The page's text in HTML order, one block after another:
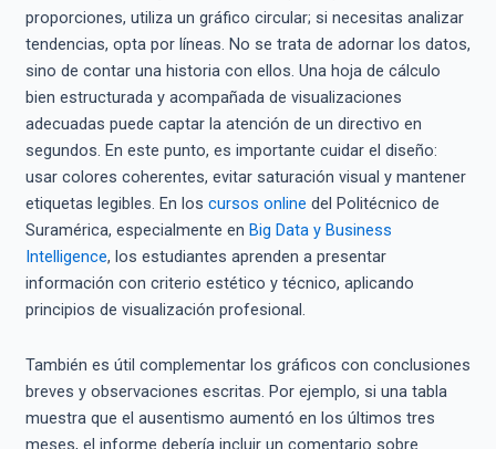
proporciones, utiliza un gráfico circular; si necesitas analizar
tendencias, opta por líneas. No se trata de adornar los datos,
sino de contar una historia con ellos. Una hoja de cálculo
bien estructurada y acompañada de visualizaciones
adecuadas puede captar la atención de un directivo en
segundos. En este punto, es importante cuidar el diseño:
usar colores coherentes, evitar saturación visual y mantener
etiquetas legibles. En los cursos online del Politécnico de
Suramérica, especialmente en Big Data y Business
Intelligence, los estudiantes aprenden a presentar
información con criterio estético y técnico, aplicando
principios de visualización profesional.
También es útil complementar los gráficos con conclusiones
breves y observaciones escritas. Por ejemplo, si una tabla
muestra que el ausentismo aumentó en los últimos tres
meses, el informe debería incluir un comentario sobre